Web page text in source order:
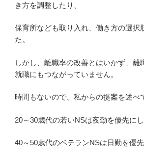
き方を調整したり、
保育所なども取り入れ、働き方の選択
た。
しかし、離職率の改善とはいかず、離
就職にもつながっていません。
時間もないので、私からの提案を述べ
20～30歳代の若いNSは夜勤を優先にし
40～50歳代のベテランNSは日勤を優先